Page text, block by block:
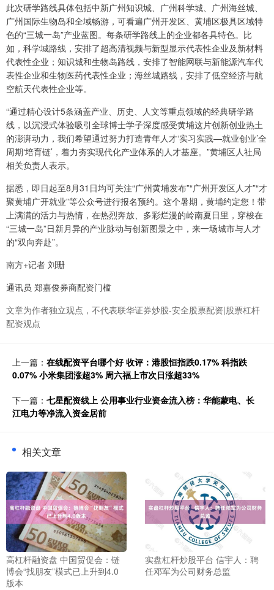
此次研学路线具体包括中新广州知识城、广州科学城、广州海丝城、
广州国际生物岛和全域畅游，可看遍广州开发区、黄埔区极具区域特
色的“三城一岛”产业蓝图。每条研学路线上的企业都各具特色。比
如，科学城路线，安排了超高清视频与新型显示代表性企业及新材料
代表性企业；知识城和生物岛路线，安排了智能网联与新能源汽车代
表性企业和生物医药代表性企业；海丝城路线，安排了低空经济与航
空航天代表性企业等。
“通过精心设计5条涵盖产业、历史、人文等重点领域的经典研学路
线，以沉浸式体验吸引全球博士学子深度感受黄埔这片创新创业热土
的澎湃动力，我们希望通过努力打造青年人才‘实习实践—就业创业’全
周期‘培育链’，着力夯实现代化产业体系的人才基座。”黄埔区人社局
相关负责人表示。
据悉，即日起至8月31日均可关注“广州黄埔发布”“广州开发区人才”“才
聚黄埔广开就业”等公众号进行报名预约。这个暑期，黄埔约定您！带
上满满的活力与热情，在热烈奔放、多彩烂漫的岭南夏日里，穿梭在
“三城一岛”日新月异的产业脉动与创新图景之中，来一场城市与人才
的“双向奔赴”。
南方+记者 刘珊
通讯员 郑嘉俊券商配资门槛
文章为作者独立观点，不代表联华证券炒股-安全股票配资|股票杠杆
配资观点
上一篇： 在线配资平台哪个好 收评：港股恒指跌0.17% 科指跌
0.07% 小米集团涨超3% 周六福上市次日涨超33%
下一篇： 七星配资线上 公用事业行业资金流入榜：华能蒙电、长
江电力等净流入资金居前
相关文章
高杠杆融资盘 中国贸促会：链
博会“找朋友”模式已上升到4.0
版本
实盘杠杆炒股平台 信宇人：聘
任邓军为公司财务总监